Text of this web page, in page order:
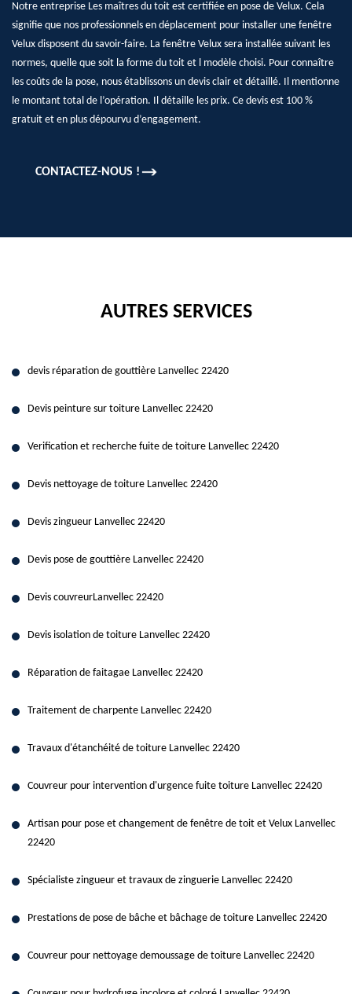
Notre entreprise Les maîtres du toit est certifiée en pose de Velux. Cela
signifie que nos professionnels en déplacement pour installer une fenêtre
Velux disposent du savoir-faire. La fenêtre Velux sera installée suivant les
normes, quelle que soit la forme du toit et l modèle choisi. Pour connaître
les coûts de la pose, nous établissons un devis clair et détaillé. Il mentionne
le montant total de l’opération. Il détaille les prix. Ce devis est 100 %
gratuit et en plus dépourvu d’engagement.
CONTACTEZ-NOUS !
AUTRES SERVICES
devis réparation de gouttière Lanvellec 22420
Devis peinture sur toiture Lanvellec 22420
Verification et recherche fuite de toiture Lanvellec 22420
Devis nettoyage de toiture Lanvellec 22420
Devis zingueur Lanvellec 22420
Devis pose de gouttière Lanvellec 22420
Devis couvreurLanvellec 22420
Devis isolation de toiture Lanvellec 22420
Réparation de faitagae Lanvellec 22420
Traitement de charpente Lanvellec 22420
Travaux d'étanchéité de toiture Lanvellec 22420
Couvreur pour intervention d'urgence fuite toiture Lanvellec 22420
Artisan pour pose et changement de fenêtre de toit et Velux Lanvellec
22420
Spécialiste zingueur et travaux de zinguerie Lanvellec 22420
Prestations de pose de bâche et bâchage de toiture Lanvellec 22420
Couvreur pour nettoyage demoussage de toiture Lanvellec 22420